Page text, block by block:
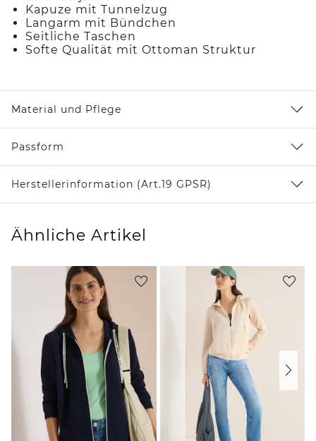
Kapuze mit Tunnelzug
Langarm mit Bündchen
Seitliche Taschen
Softe Qualität mit Ottoman Struktur
Material und Pflege
Passform
Herstellerinformation (Art.19 GPSR)
Ähnliche Artikel